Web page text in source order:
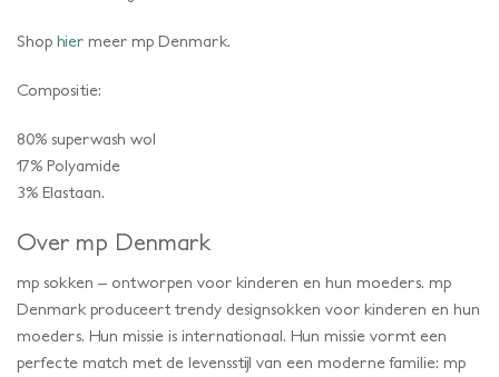
Shop hier meer mp Denmark.
Compositie:
80% superwash wol
17% Polyamide
3% Elastaan.
Over mp Denmark
mp sokken – ontworpen voor kinderen en hun moeders. mp
Denmark produceert trendy designsokken voor kinderen en hun
moeders. Hun missie is internationaal. Hun missie vormt een
perfecte match met de levensstijl van een moderne familie: mp